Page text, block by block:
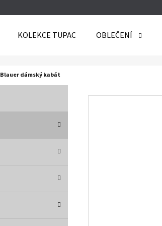
KOLEKCE TUPAC OBLEČENÍ
Blauer dámský kabát